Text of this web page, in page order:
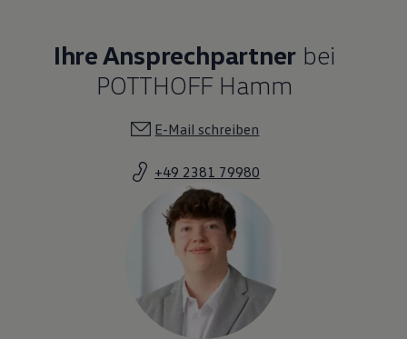
Ihre Ansprechpartner bei
POTTHOFF Hamm
E-Mail schreiben
+49 2381 79980